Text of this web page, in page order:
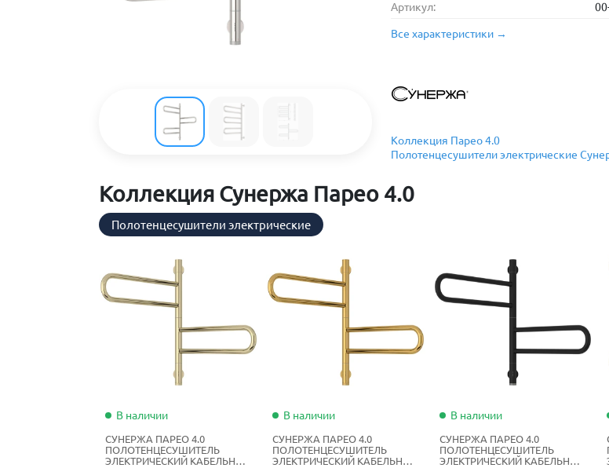
Артикул:
Все характеристики →
Коллекция Парео 4.0
Полотенцесушители электрические
Коллекция Сунержа Парео 4.0
Полотенцесушители электрические
В наличии
СУНЕРЖА ПАРЕО 4.0
ПОЛОТЕНЦЕСУШИТЕЛЬ
ЭЛЕКТРИЧЕСКИЙ КАБЕЛЬНЫЙ
В наличии
СУНЕРЖА ПАРЕО 4.0
ПОЛОТЕНЦЕСУШИТЕЛЬ
ЭЛЕКТРИЧЕСКИЙ КАБЕЛЬНЫЙ
В наличии
СУНЕРЖА ПАРЕО 4.0
ПОЛОТЕНЦЕСУШИТЕЛЬ
ЭЛЕКТРИЧЕСКИЙ КАБЕЛЬНЫЙ